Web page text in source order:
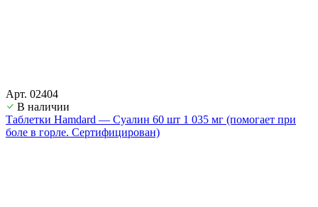
Арт. 02404
В наличии
Таблетки Hamdard — Суалин 60 шт 1 035 мг (помогает при
боле в горле. Сертифицирован)